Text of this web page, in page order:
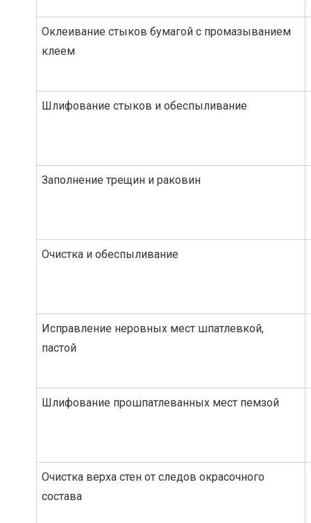
Оклеивание стыков бумагой с промазыванием
клеем
Шлифование стыков и обеспыливание
Заполнение трещин и раковин
Очистка и обеспыливание
Исправление неровных мест шпатлевкой,
пастой
Шлифование прошпатлеванных мест пемзой
Очистка верха стен от следов окрасочного
состава